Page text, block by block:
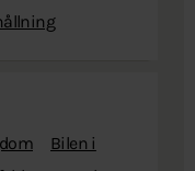
Bilen i